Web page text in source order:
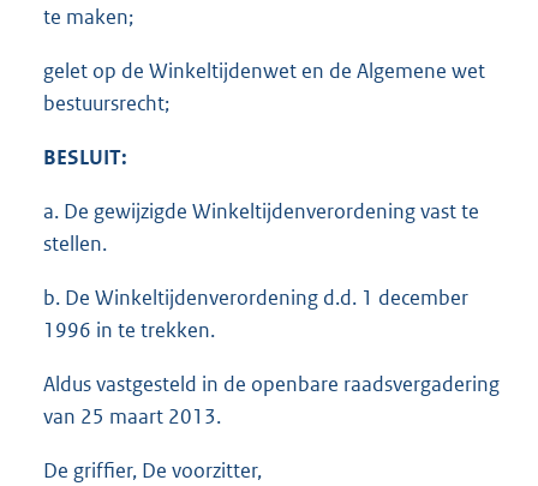
te maken;
gelet op de Winkeltijdenwet en de Algemene wet
bestuursrecht;
BESLUIT:
a. De gewijzigde Winkeltijdenverordening vast te
stellen.
b. De Winkeltijdenverordening d.d. 1 december
1996 in te trekken.
Aldus vastgesteld in de openbare raadsvergadering
van 25 maart 2013.
De griffier, De voorzitter,